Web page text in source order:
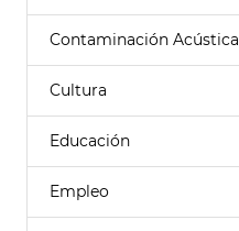
Contaminación Acústica
Cultura
Educación
Empleo